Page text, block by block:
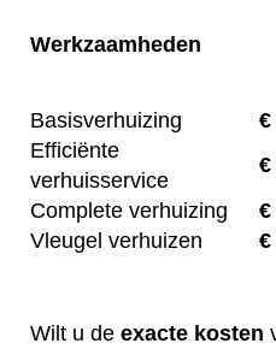
Werkzaamheden
Basisverhuizing €
Efficiënte
verhuisservice
€
Complete verhuizing
€
Vleugel verhuizen
€
Wilt u de exacte kosten